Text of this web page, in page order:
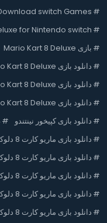
#
switch Games
#
for Nintendo switch
# بازی Mario Kart 8 Deluxe
# دانلود بازی Mario Kart 8 Deluxe برای Nintendo
# دانلود بازی Mario Kart 8 Deluxe برای Nintendo Switch
# دانلود بازی Mario Kart 8 Deluxe برای Switch
# دانلود بازی کپیخور نینتندو #
# دانلود بازی ماریو کارت 8 دلوکس
# دانلود بازی ماریو کارت 8 دلوکس برای Nintendo
# دانلود بازی ماریو کارت 8 دلوکس برای Nintendo Switch
# دانلود بازی ماریو کارت 8 دلوکس برای Switch
# دانلود بازی ماریو کارت 8 دلوکس برای سوییچ